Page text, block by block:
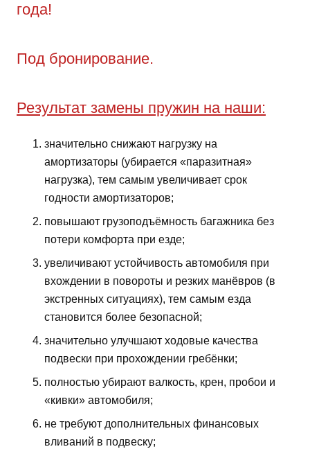
года!
Под бронирование.
Результат замены пружин на наши:
значительно снижают нагрузку на
амортизаторы (убирается «паразитная»
нагрузка), тем самым увеличивает срок
годности амортизаторов;
повышают грузоподъёмность багажника без
потери комфорта при езде;
увеличивают устойчивость автомобиля при
вхождении в повороты и резких манёвров (в
экстренных ситуациях), тем самым езда
становится более безопасной;
значительно улучшают ходовые качества
подвески при прохождении гребёнки;
полностью убирают валкость, крен, пробои и
«кивки» автомобиля;
не требуют дополнительных финансовых
вливаний в подвеску;